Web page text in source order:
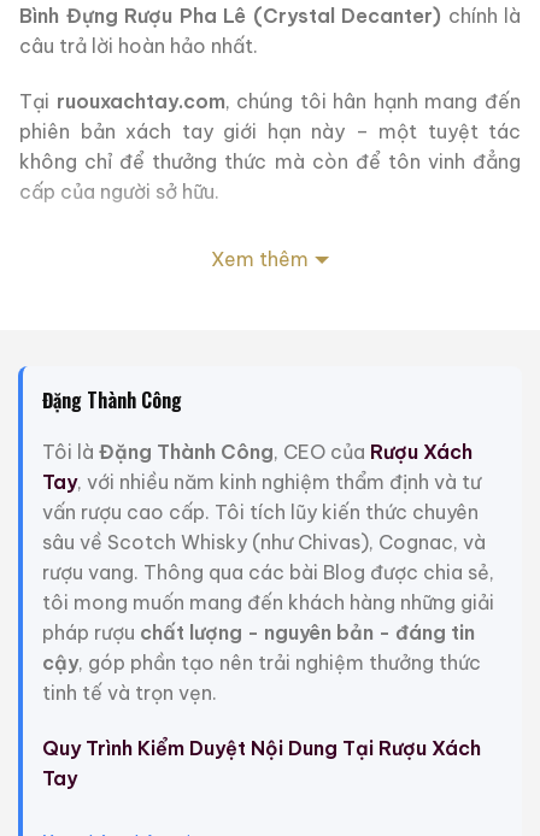
Bình Đựng Rượu Pha Lê (Crystal Decanter) chính là
câu trả lời hoàn hảo nhất.
Tại ruouxachtay.com, chúng tôi hân hạnh mang đến
phiên bản xách tay giới hạn này – một tuyệt tác
không chỉ để thưởng thức mà còn để tôn vinh đẳng
cấp của người sở hữu.
1. Nguồn Gốc Hoàng Gia Của Royal Salute
vinh lễ đăng quang của Nữ hoàng Elizabeth II.
quân đội bắn 21 phát đại bác chào mừng hoàng
gia”. Đây chính là lý do vì sao mọi dòng rượu Royal
Salute đều có tuổi đời thấp nhất là 21 năm.
Giá trị cốt lõi:Mỗi giọt rượu trong bộ quà tặng này
là sự kết tinh của thời gian, được ủ ít nhất hai thập
kỷ trong những thùng gỗ sồi quý hiếm nhất vùng
Scotland.
2. Chi Tiết Bộ Quà Tặng Độc Quyền (Exclusive Gift
Set)
Dựa trên những hình ảnh thực tế từ sản phẩm xách tay
Xem thêm
Đặng Thành Công
Tôi là Đặng Thành Công, CEO của Rượu Xách
Tay, với nhiều năm kinh nghiệm thẩm định và tư
vấn rượu cao cấp. Tôi tích lũy kiến thức chuyên
sâu về Scotch Whisky (như Chivas), Cognac, và
rượu vang. Thông qua các bài Blog được chia sẻ,
tôi mong muốn mang đến khách hàng những giải
pháp rượu chất lượng - nguyên bản - đáng tin
cậy, góp phần tạo nên trải nghiệm thưởng thức
tinh tế và trọn vẹn.
Quy Trình Kiểm Duyệt Nội Dung Tại Rượu Xách
Tay